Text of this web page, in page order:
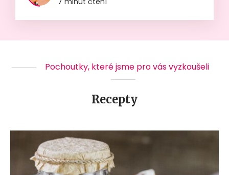
Pochoutky, které jsme pro vás vyzkoušeli
Recepty